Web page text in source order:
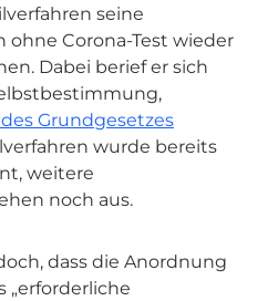
seine
ohne Corona-Test wieder
Dabei berief er sich
Grundgesetzes
wurde bereits
weitere
noch aus.
dass die Anordnung
„erforderliche